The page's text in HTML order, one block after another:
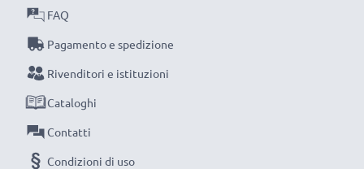
completamente le batterie prima d‘impiegarle.
questo caricabatteria intelligente, con schermo
LCD, marcato CELLONIC. Ordina ora, spedizione
rapida e 3 anni di garanzia!
FAQ
Pagamento e spedizione
Rivenditori e istituzioni
Cataloghi
Contatti
Condizioni di uso